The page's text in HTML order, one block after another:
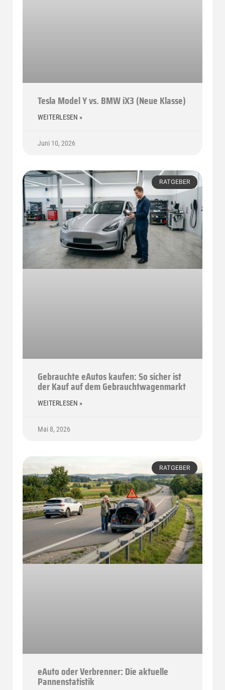
Tesla Model Y vs. BMW iX3 (Neue Klasse)
WEITERLESEN »
Juni 10, 2026
RATGEBER
Gebrauchte eAutos kaufen: So sicher ist
der Kauf auf dem Gebrauchtwagenmarkt
WEITERLESEN »
Mai 8, 2026
RATGEBER
eAuto oder Verbrenner: Die aktuelle
Pannenstatistik